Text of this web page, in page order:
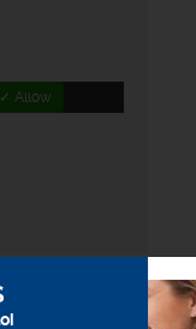
✓ Allow